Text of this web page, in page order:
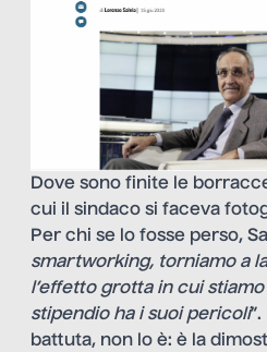
Dove sono finite le
cui il sindaco si faceva
Per chi se lo fosse perso,
smartworking, torniamo a
l’effetto grotta in cui
stipendio ha i suoi pericoli
battuta, non lo è: è la